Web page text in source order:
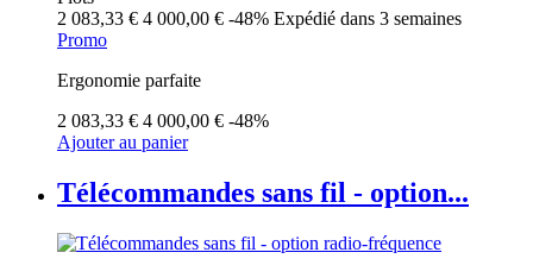
2 083,33 € 4 000,00 € -48% Expédié dans 3 semaines
Promo
Ergonomie parfaite
2 083,33 € 4 000,00 € -48%
Ajouter au panier
Télécommandes sans fil - option...